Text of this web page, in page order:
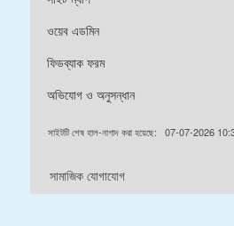
ওয়েব এডমিন
ফিডব্যাক ফরম
অভিযোগ ও অনুসন্ধান
সাইটটি শেষ হাল-নাগাদ করা হয়েছে: 07-07-2026
সামাজিক যোগাযোগ